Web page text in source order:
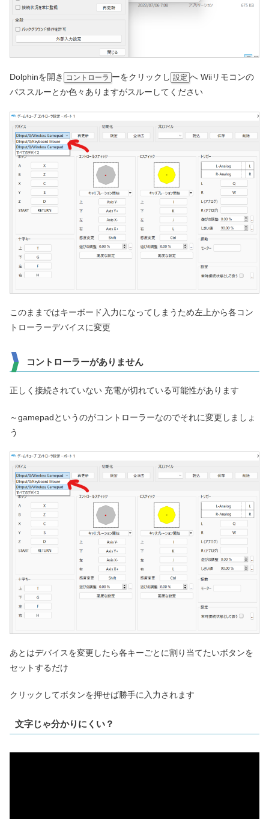
Dolphinを開き コントローラ ーをクリックし 設定 へ Wiiリモコンの
パススルーとか色々ありますがスルーしてください
このままではキーボード入力になってしまうため左上から各コン
トローラーデバイスに変更
コントローラーがありません
正しく接続されていない 充電が切れている可能性があります
～gamepadというのがコントローラーなのでそれに変更しましょ
う
あとはデバイスを変更したら各キーごとに割り当てたいボタンを
セットするだけ
クリックしてボタンを押せば勝手に入力されます
文字じゃ分かりにくい？